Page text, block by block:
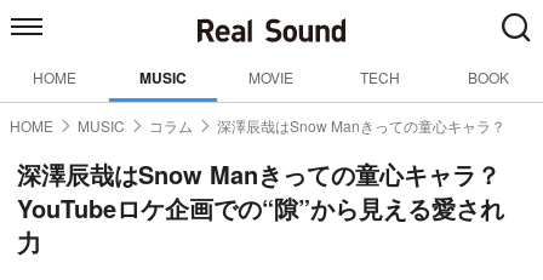
HOME MUSIC MOVIE TECH BOOK
HOME MUSIC コラム 深澤辰哉はSnow Manきっての童心キャラ？
深澤辰哉はSnow Manきっての童心キャラ？
YouTubeロケ企画での“隙”から見える愛され
力